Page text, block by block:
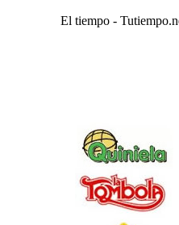
El tiempo -